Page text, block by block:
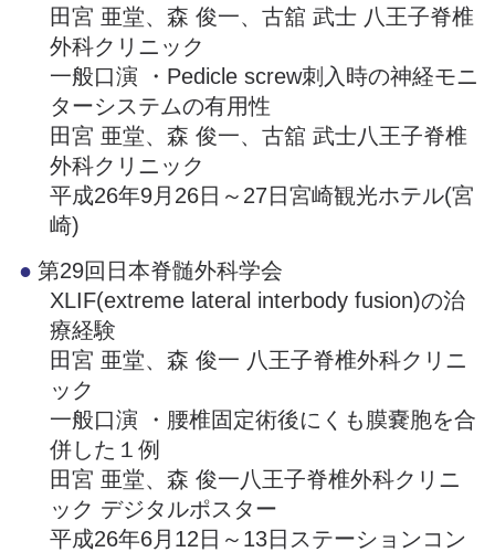
田宮 亜堂、森 俊一、古舘 武士 八王子脊椎
外科クリニック
一般口演 ・Pedicle screw刺入時の神経モニ
ターシステムの有用性
田宮 亜堂、森 俊一、古舘 武士八王子脊椎
外科クリニック
平成26年9月26日～27日宮崎観光ホテル(宮
崎)
第29回日本脊髄外科学会
XLIF(extreme lateral interbody fusion)の治
療経験
田宮 亜堂、森 俊一 八王子脊椎外科クリニ
ック
一般口演 ・腰椎固定術後にくも膜嚢胞を合
併した１例
田宮 亜堂、森 俊一八王子脊椎外科クリニ
ック デジタルポスター
平成26年6月12日～13日ステーションコン